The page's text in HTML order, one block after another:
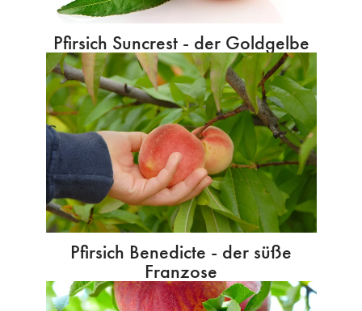
Pfirsich Suncrest - der Goldgelbe
Pfirsich Benedicte - der süße
Franzose